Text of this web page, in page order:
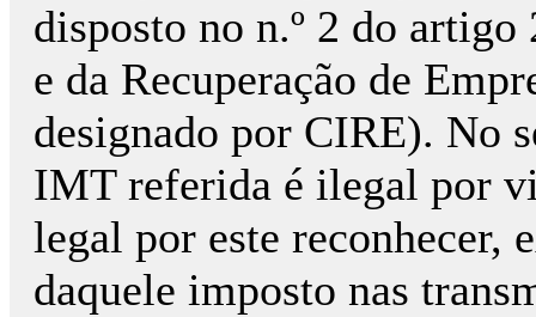
disposto no n.º 2 do
e da Recuperação de
designado por CIRE). No
IMT referida é ilegal por
legal por este reconhecer,
daquele imposto nas